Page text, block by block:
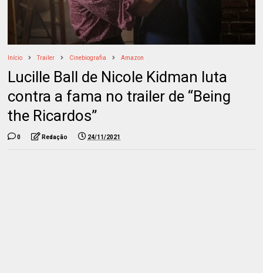
Início Trailer Cinebiografia Amazon
Lucille Ball de Nicole Kidman luta
contra a fama no trailer de “Being
the Ricardos”
0 Redação 24/11/2021